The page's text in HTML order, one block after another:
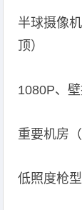
半球摄像
顶）
1080P、
重要机房
低照度枪